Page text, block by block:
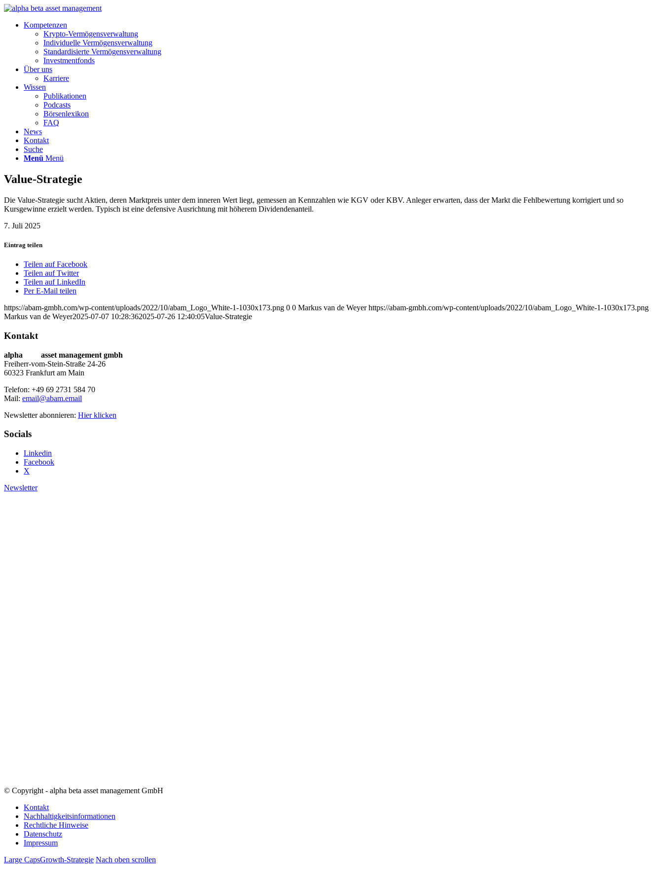
Kompetenzen
Krypto-Vermögensverwaltung
Individuelle Vermögensverwaltung
Standardisierte Vermögensverwaltung
Investmentfonds
Über uns
Karriere
Wissen
Publikationen
Podcasts
Börsenlexikon
FAQ
News
Kontakt
Suche
Menü Menü
Value-Strategie
Die Value‑Strategie sucht Aktien, deren Marktpreis unter dem inneren Wert liegt, gemessen an Kennzahlen wie KGV oder KBV. Anleger erwarten, dass der Markt die Fehlbewertung korrigiert und so
Kursgewinne erzielt werden. Typisch ist eine defensive Ausrichtung mit höherem Dividendenanteil.
7. Juli 2025
Eintrag teilen
Teilen auf Facebook
Teilen auf Twitter
Teilen auf LinkedIn
Per E-Mail teilen
https://abam-gmbh.com/wp-content/uploads/2022/10/abam_Logo_White-1-1030x173.png 0 0 Markus van de Weyer https://abam-gmbh.com/wp-content/uploads/2022/10/abam_Logo_White-1-1030x173.png
Markus van de Weyer2025-07-07 10:28:362025-07-26 12:40:05Value-Strategie
Kontakt
alpha
asset management gmbh
Freiherr-vom-Stein-Straße 24-26
60323 Frankfurt am Main
Telefon: +49 69 2731 584 70
Mail: email@abam.email
Newsletter abonnieren: Hier klicken
Socials
Linkedin
Facebook
X
Newsletter
© Copyright - alpha beta asset management GmbH
Kontakt
Nachhaltigkeitsinformationen
Rechtliche Hinweise
Datenschutz
Impressum
Large CapsGrowth-Strategie Nach oben scrollen